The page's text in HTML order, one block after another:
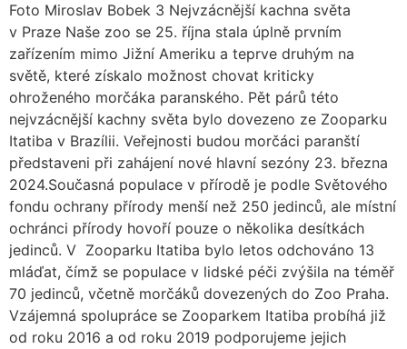
Foto Miroslav Bobek 3 Nejvzácnější kachna světa
v Praze Naše zoo se 25. října stala úplně prvním
zařízením mimo Jižní Ameriku a teprve druhým na
světě, které získalo možnost chovat kriticky
ohroženého morčáka paranského. Pět párů této
nejvzácnější kachny světa bylo dovezeno ze Zooparku
Itatiba v Brazílii. Veřejnosti budou morčáci paranští
představeni při zahájení nové hlavní sezóny 23. března
2024.Současná populace v přírodě je podle Světového
fondu ochrany přírody menší než 250 jedinců, ale místní
ochránci přírody hovoří pouze o několika desítkách
jedinců. V Zooparku Itatiba bylo letos odchováno 13
mláďat, čímž se populace v lidské péči zvýšila na téměř
70 jedinců, včetně morčáků dovezených do Zoo Praha.
Vzájemná spolupráce se Zooparkem Itatiba probíhá již
od roku 2016 a od roku 2019 podporujeme jejich